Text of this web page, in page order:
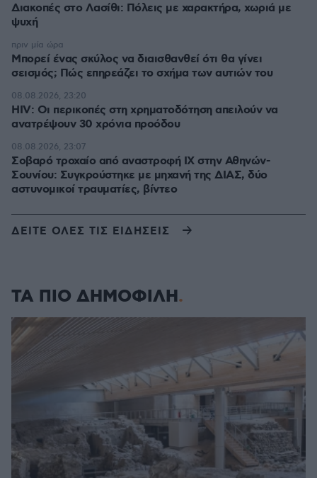
Διακοπές στο Λασίθι: Πόλεις με χαρακτήρα, χωριά με
ψυχή
Μπορεί ένας σκύλος να διαισθανθεί ότι θα γίνει
σεισμός; Πώς επηρεάζει το σχήμα των αυτιών του
πριν μία ώρα
HIV: Οι περικοπές στη χρηματοδότηση απειλούν να
ανατρέψουν 30 χρόνια προόδου
08.08.2026, 23:20
Σοβαρό τροχαίο από αναστροφή ΙΧ στην Αθηνών-
Σουνίου: Συγκρούστηκε με μηχανή της ΔΙΑΣ, δύο
αστυνομικοί τραυματίες, βίντεο
08.08.2026, 23:07
ΔΕΙΤΕ ΟΛΕΣ ΤΙΣ ΕΙΔΗΣΕΙΣ
ΤΑ ΠΙΟ ΔΗΜΟΦΙΛΗ